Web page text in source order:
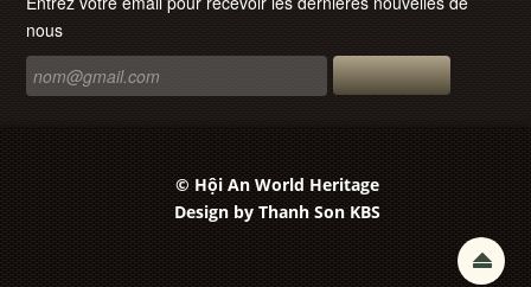
nous
© Hội An World Heritage
Design by Thanh Son KBS